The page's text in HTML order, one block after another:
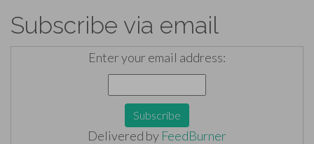
Subscribe via email
Enter your email address:
Delivered by FeedBurner